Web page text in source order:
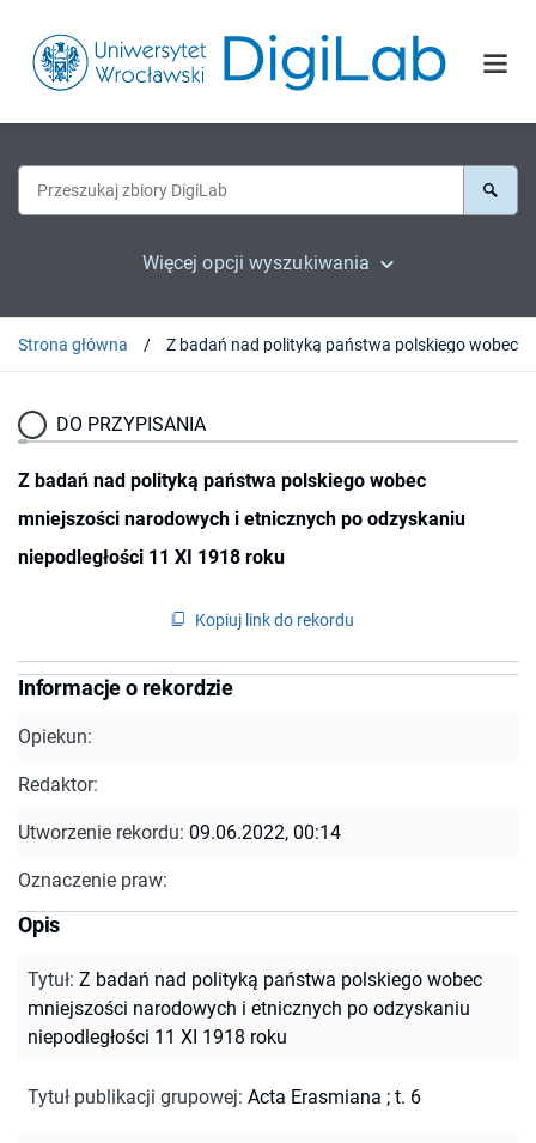
Więcej opcji wyszukiwania
Strona główna
DO PRZYPISANIA
Z badań nad polityką państwa polskiego wobec
mniejszości narodowych i etnicznych po odzyskaniu
niepodległości 11 XI 1918 roku
Kopiuj link do rekordu
Informacje o rekordzie
Opiekun:
Redaktor:
Utworzenie rekordu: 09.06.2022, 00:14
Oznaczenie praw:
Opis
Tytuł: Z badań nad polityką państwa polskiego wobec
mniejszości narodowych i etnicznych po odzyskaniu
niepodległości 11 XI 1918 roku
Tytuł publikacji grupowej: Acta Erasmiana ; t. 6